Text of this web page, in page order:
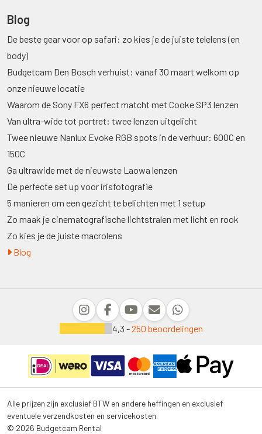
Blog
De beste gear voor op safari: zo kies je de juiste telelens (en
body)
Budgetcam Den Bosch verhuist: vanaf 30 maart welkom op
onze nieuwe locatie
Waarom de Sony FX6 perfect matcht met Cooke SP3 lenzen
Van ultra-wide tot portret: twee lenzen uitgelicht
Twee nieuwe Nanlux Evoke RGB spots in de verhuur: 600C en
150C
Ga ultrawide met de nieuwste Laowa lenzen
De perfecte set up voor irisfotografie
5 manieren om een gezicht te belichten met 1 setup
Zo maak je cinematografische lichtstralen met licht en rook
Zo kies je de juiste macrolens
Blog
4,3 -250 beoordelingen
Alle prijzen zijn exclusief BTW en andere heffingen en exclusief
eventuele verzendkosten en servicekosten.
© 2026 Budgetcam Rental